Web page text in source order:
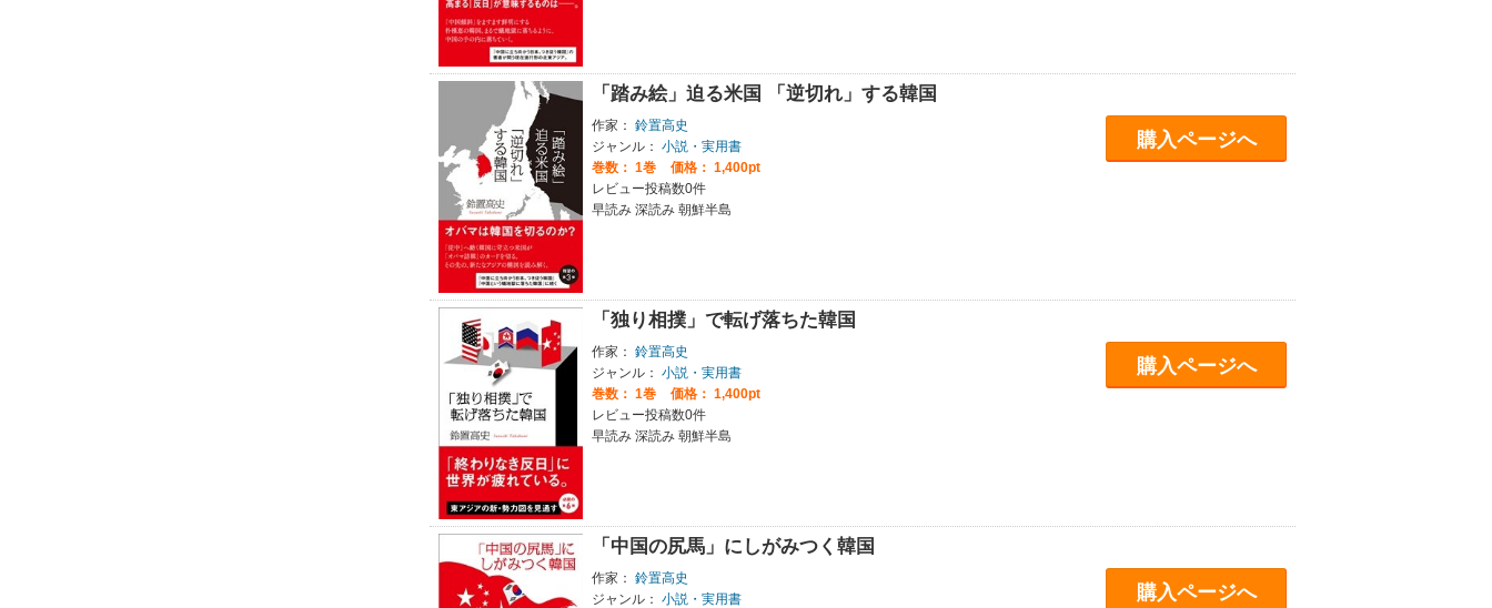
「踏み絵」迫る米国 「逆切れ」する韓国
作家： 鈴置高史
ジャンル： 小説・実用書
巻数： 1巻
価格： 1,400pt
レビュー投稿数0件
早読み 深読み 朝鮮半島
購入ページへ
「独り相撲」で転げ落ちた韓国
作家： 鈴置高史
ジャンル： 小説・実用書
巻数： 1巻
価格： 1,400pt
レビュー投稿数0件
早読み 深読み 朝鮮半島
購入ページへ
「中国の尻馬」にしがみつく韓国
作家： 鈴置高史
ジャンル： 小説・実用書
購入ページへ